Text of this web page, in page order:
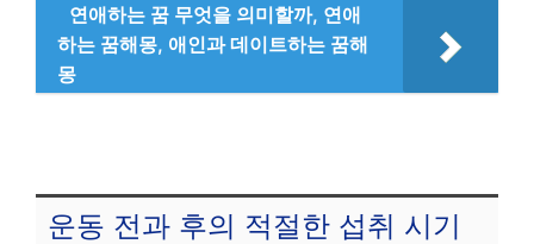
연애하는 꿈 무엇을 의미할까, 연애
하는 꿈해몽, 애인과 데이트하는 꿈해
몽
운동 전과 후의 적절한 섭취 시기